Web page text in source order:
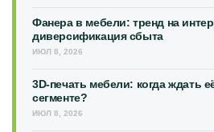
Фанера в мебели: тренд на
диверсификация сбыта
ИЮЛ 8, 2026
3D-печать мебели: когда ждать
сегменте?
ИЮЛ 8, 2026